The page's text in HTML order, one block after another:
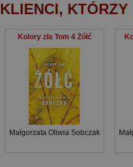
KLIENCI,
Kolory zła Tom 4 Żółć
Małgorzata Oliwia Sobczak